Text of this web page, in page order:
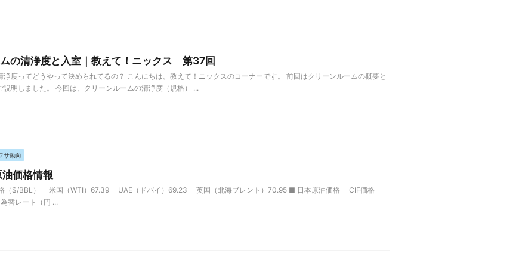
の清浄度と入室｜教えて！ニックス 第37回
浄度ってどうやって決められてるの？ こんにちは。教えて！ニックスのコーナーです。 前回はクリーンルームの概要と
説明しました。 今回は、クリーンルームの清浄度（規格） ...
サ動向
価格情報
（$/BBL） 米国（WTI）67.39 UAE（ドバイ）69.23 英国（北海ブレント）70.95 ■ 日本原油価格 CIF価格
替レート（円 ...